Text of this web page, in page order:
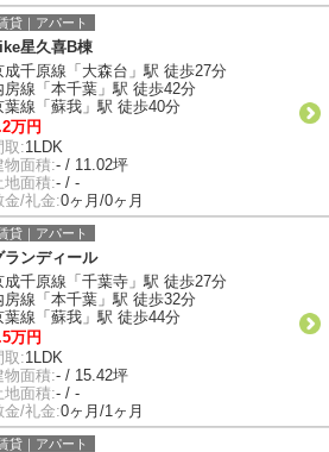
貸｜アパート
星久喜B棟
成千原線「大森台」駅 徒歩27分
房線「本千葉」駅 徒歩42分
葉線「蘇我」駅 徒歩40分
万円
取:1LDK
物面積:- / 11.02坪
地面積:- / -
金/礼金:0ヶ月/0ヶ月
貸｜アパート
ランディール
成千原線「千葉寺」駅 徒歩27分
房線「本千葉」駅 徒歩32分
葉線「蘇我」駅 徒歩44分
万円
取:1LDK
物面積:- / 15.42坪
地面積:- / -
金/礼金:0ヶ月/1ヶ月
貸｜アパート